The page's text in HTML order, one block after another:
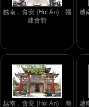
越南．會安 (Hoi An)：福
建會館
越
越南．會安 (Hoi An)：潮
越